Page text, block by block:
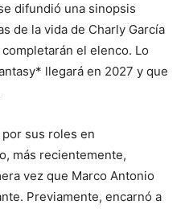
difundió una sinopsis
de la vida de Charly García
el elenco. Lo
llegará en 2027 y que
sus roles en
más recientemente,
vez que Marco Antonio
Previamente, encarnó a